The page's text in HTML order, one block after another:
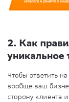
2. Как
уникальное
Чтобы ответить
вообще ваш
сторону клиента